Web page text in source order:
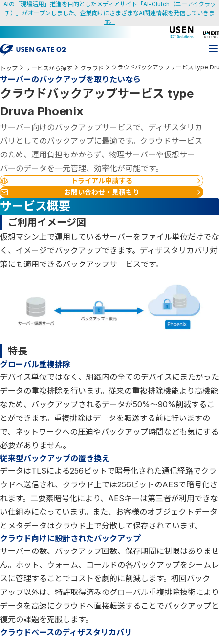
AIの「現場活用」推進を目的としたメディアサイト「AI-Clutch（エーアイクラッ
チ）」がオープンしました。企業向けにさまざまなAI関連情報を発信していきま
す。
トップ サービスから探す クラウド クラウドバックアップサービス type
サーバーのバックアップを取りたいなら
クラウドバックアップサービス type
Druva Phoenix
サーバー向けのバックアップサービスで、ディザスタリカ
バリとしてのバックアップに最適です。クラウドサービス
のため、運用負担もかからず、物理サーバーや仮想サー
バーのデータを一元管理、効率化が可能です。
トライアル申請する
お問い合わせ・見積もり
サービス概要
ご利用イメージ図
仮想マシン上で運用しているサーバーをファイル単位だけでな
く、イメージでバックアップできます。ディザスタリカバリ対
策にも適用できるバックアップサービスです。
特長
グローバル重複排除
デバイス単位ではなく、組織内の全てのデバイスにまたがった
データの重複排除を行います。従来の重複排除機能より高機能
なため、バックアップされるデータが50%～90%削減するこ
とができます。重複排除はデータを転送する前に行いますの
で、ネットワークへの圧迫やバックアップ時間なども気にする
必要がありません。
従来型バックアップの置き換え
データはTLSによる256ビットで暗号化された通信経路でクラ
ウドへ送信され、クラウド上では256ビットのAESで暗号化さ
れます。二要素暗号化により、AESキーは第三者が利用できな
い仕組みになっています。また、お客様のオブジェクトデータ
とメタデータはクラウド上で分散して保存されています。
クラウド向けに設計されたバックアップ
サーバーの数、バックアップ回数、保存期間に制限はありませ
ん。ホット、ウォーム、コールドの各バックアップをシームレ
スに管理することでコストを劇的に削減します。初回バック
アップ以外は、特許取得済みのグローバル重複排除技術により
データを高速にクラウドへ直接転送することでバックアップと
復元の課題を克服します。
クラウドベースのディザスタリカバリ